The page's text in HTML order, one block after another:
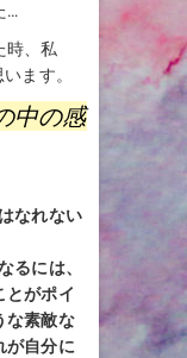
…
時、私
ます。
の感
なれない
るには、
とがポイ
な素敵な
が自分に